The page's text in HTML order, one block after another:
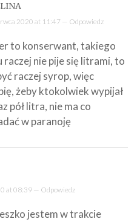
2020 at 11:47 — Odpowiedz
to konserwant, takiego
raczej nie pije się litrami, to
raczej syrop, więc
żeby ktokolwiek wypijał
pół litra, nie ma co
w paranoję
at 08:39 — Odpowiedz
jestem w trakcie